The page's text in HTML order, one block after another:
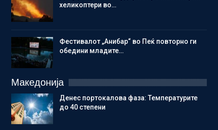
хеликоптери во…
Фестивалот „Анибар“ во Пеќ повторно ги
обедини младите…
Македонија
Денес портокалова фаза: Температурите
до 40 степени